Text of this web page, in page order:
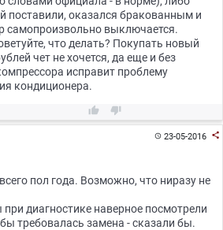
поставили, оказался бракованным и
самопроизвольно выключается.
что делать? Покупать новый
чет не хочется, да еще и без
исправит проблему
кондиционера.
 
23-05-2016 
пол года. Возможно, что ниразу не
диагностике наверное посмотрели
бы требовалась замена - сказали бы.